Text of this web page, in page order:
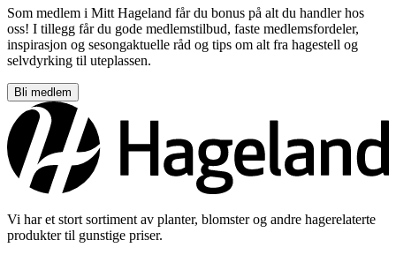
Som medlem i Mitt Hageland får du bonus på alt du handler hos
oss! I tillegg får du gode medlemstilbud, faste medlemsfordeler,
inspirasjon og sesongaktuelle råd og tips om alt fra hagestell og
selvdyrking til uteplassen.
Bli medlem
Vi har et stort sortiment av planter, blomster og andre hagerelaterte
produkter til gunstige priser.